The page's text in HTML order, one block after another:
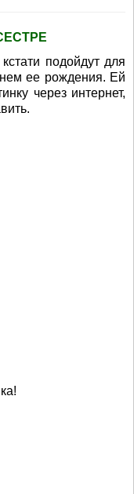
подойдут для
ее рождения. Ей
через интернет,